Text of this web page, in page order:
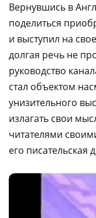
Вернувшись в
поделиться
и выступил на
долгая речь не
руководство
стал объектом
унизительного
излагать свои
читателями
его писательская